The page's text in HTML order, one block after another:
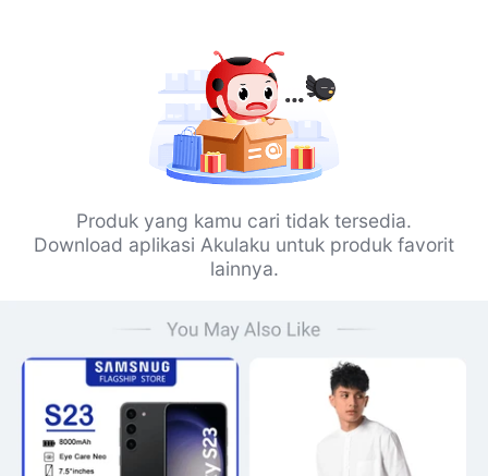
Produk yang kamu cari tidak tersedia.
Download aplikasi Akulaku untuk produk favorit
lainnya.